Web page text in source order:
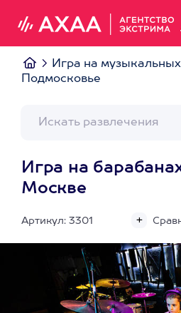
Игра на
Подмосковье
Игра на
Москве
Артикул: 3301